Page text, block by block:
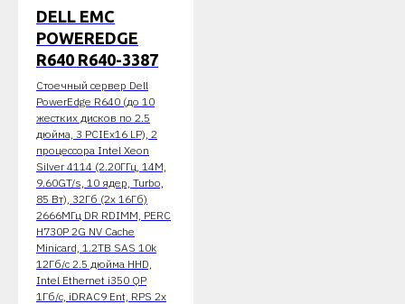
DELL EMC
POWEREDGE
R640 R640-3387
Стоечный сервер Dell
PowerEdge R640 (до 10
жестких дисков по 2.5
дюйма, 3 PCIEx16 LP), 2
процессора Intel Xeon
Silver 4114 (2.20ГГц, 14M,
9.60GT/s, 10 ядер, Turbo,
85 Вт), 32Гб (2x 16Гб)
2666МГц DR RDIMM, PERC
H730P 2G NV Cache
Minicard, 1.2TB SAS 10k
12Гб/c 2.5 дюйма HHD,
Intel Ethernet i350 QP
1Гб/c, iDRAC9 Ent, RPS 2x